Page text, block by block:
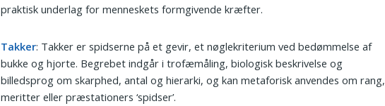
praktisk underlag for menneskets formgivende kræfter.
Takker: Takker er spidserne på et gevir, et nøglekriterium ved bedømmelse af
bukke og hjorte. Begrebet indgår i trofæmåling, biologisk beskrivelse og
billedsprog om skarphed, antal og hierarki, og kan metaforisk anvendes om rang,
meritter eller præstationers ‘spidser’.